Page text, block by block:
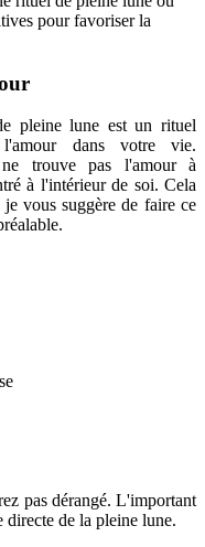
pleine lune est un rituel
dans votre vie.
ne trouve pas l'amour à
à l'intérieur de soi. Cela
vous suggère de faire ce
pas dérangé. L'important
directe de la pleine lune.